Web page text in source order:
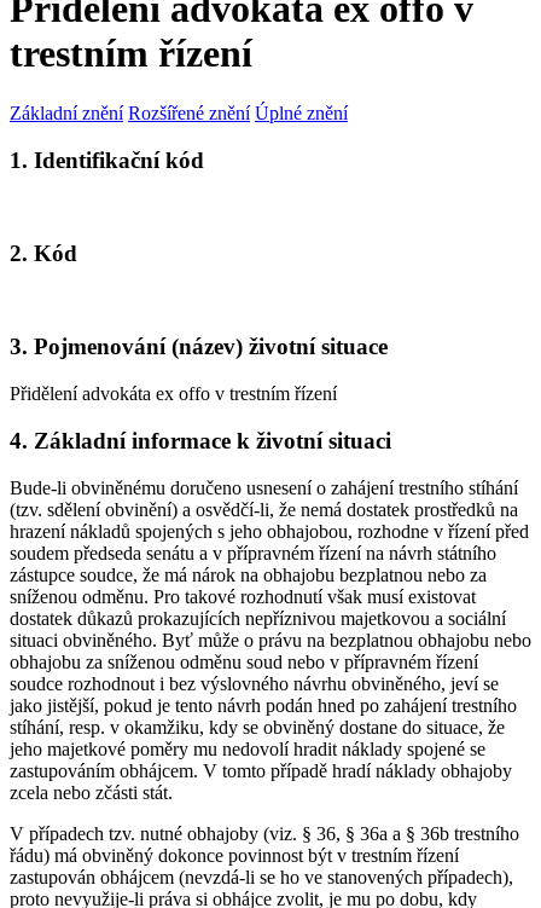
Přidělení advokáta ex offo v
trestním řízení
Základní znění Rozšířené znění Úplné znění
1. Identifikační kód
2. Kód
3. Pojmenování (název) životní situace
Přidělení advokáta ex offo v trestním řízení
4. Základní informace k životní situaci
Bude-li obviněnému doručeno usnesení o zahájení trestního stíhání
(tzv. sdělení obvinění) a osvědčí-li, že nemá dostatek prostředků na
hrazení nákladů spojených s jeho obhajobou, rozhodne v řízení před
soudem předseda senátu a v přípravném řízení na návrh státního
zástupce soudce, že má nárok na obhajobu bezplatnou nebo za
sníženou odměnu. Pro takové rozhodnutí však musí existovat
dostatek důkazů prokazujících nepříznivou majetkovou a sociální
situaci obviněného. Byť může o právu na bezplatnou obhajobu nebo
obhajobu za sníženou odměnu soud nebo v přípravném řízení
soudce rozhodnout i bez výslovného návrhu obviněného, jeví se
jako jistější, pokud je tento návrh podán hned po zahájení trestního
stíhání, resp. v okamžiku, kdy se obviněný dostane do situace, že
jeho majetkové poměry mu nedovolí hradit náklady spojené se
zastupováním obhájcem. V tomto případě hradí náklady obhajoby
zcela nebo zčásti stát.
V případech tzv. nutné obhajoby (viz. § 36, § 36a a § 36b trestního
řádu) má obviněný dokonce povinnost být v trestním řízení
zastupován obhájcem (nevzdá-li se ho ve stanovených případech),
proto nevyužije-li práva si obhájce zvolit, je mu po dobu, kdy